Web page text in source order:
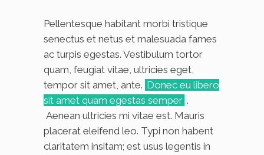
Pellentesque habitant morbi tristique
senectus et netus et malesuada fames
ac turpis egestas. Vestibulum tortor
quam, feugiat vitae, ultricies eget,
tempor sit amet, ante. Donec eu libero
sit amet quam egestas semper .
Aenean ultricies mi vitae est. Mauris
placerat eleifend leo. Typi non habent
claritatem insitam; est usus legentis in